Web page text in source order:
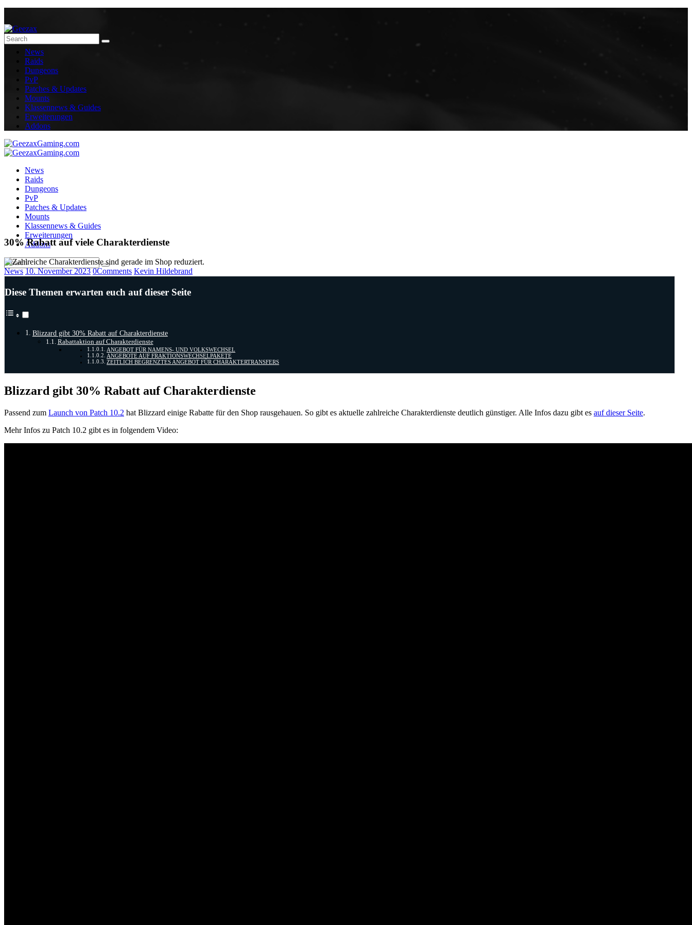
News
Raids
Dungeons
PvP
Patches & Updates
Mounts
Klassennews & Guides
Erweiterungen
Addons
News
Raids
Dungeons
PvP
Patches & Updates
Mounts
Klassennews & Guides
Erweiterungen
Addons
30% Rabatt auf viele Charakterdienste
News 10. November 2023 0Comments Kevin Hildebrand
Diese Themen erwarten euch auf dieser Seite
Blizzard gibt 30% Rabatt auf Charakterdienste
Rabattaktion auf Charakterdienste
ANGEBOT FÜR NAMENS- UND VOLKSWECHSEL
ANGEBOTE AUF FRAKTIONSWECHSELPAKETE
ZEITLICH BEGRENZTES ANGEBOT FÜR CHARAKTERTRANSFERS
Blizzard gibt 30% Rabatt auf Charakterdienste
Passend zum Launch von Patch 10.2 hat Blizzard einige Rabatte für den Shop rausgehauen. So gibt es aktuelle zahlreiche Charakterdienste deutlich günstiger. Alle Infos dazu gibt es auf dieser Seite.
Mehr Infos zu Patch 10.2 gibt es in folgendem Video: